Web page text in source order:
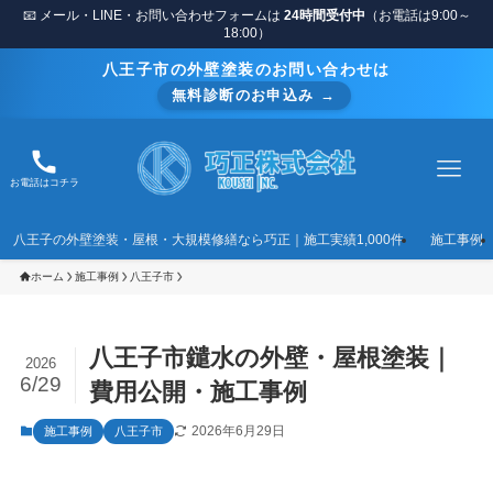
📧 メール・LINE・お問い合わせフォームは 24時間受付中 （お電話は9:00～
18:00）
八王子市の外壁塗装のお問い合わせは
無料診断のお申込み →
お電話はコチラ
八王子の外壁塗装・屋根・大規模修繕なら巧正｜施工実績1,000件 施工事例
ホーム 施工事例 八王子市
八王子市鑓水の外壁・屋根塗装｜
費用公開・施工事例
2026
6/29
施工事例 八王子市 2026年6月29日